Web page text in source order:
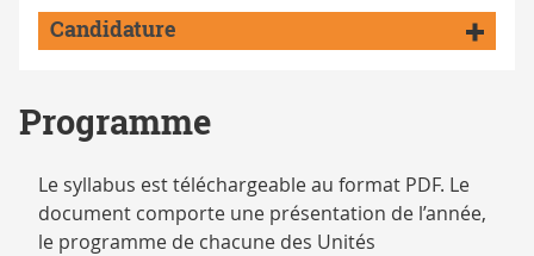
Candidature
Programme
Le syllabus est téléchargeable au format PDF. Le
document comporte une présentation de l’année,
le programme de chacune des Unités